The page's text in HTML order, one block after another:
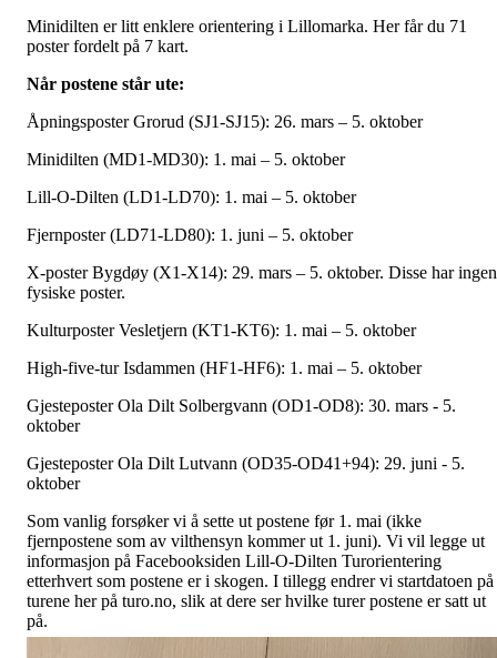
Minidilten er litt enklere orientering i Lillomarka. Her får du 71
poster fordelt på 7 kart.
Når postene står ute:
Åpningsposter Grorud (SJ1-SJ15): 26. mars – 5. oktober
Minidilten (MD1-MD30): 1. mai – 5. oktober
Lill-O-Dilten (LD1-LD70): 1. mai – 5. oktober
Fjernposter (LD71-LD80): 1. juni – 5. oktober
X-poster Bygdøy (X1-X14): 29. mars – 5. oktober. Disse har ingen
fysiske poster.
Kulturposter Vesletjern (KT1-KT6): 1. mai – 5. oktober
High-five-tur Isdammen (HF1-HF6): 1. mai – 5. oktober
Gjesteposter Ola Dilt Solbergvann (OD1-OD8): 30. mars - 5.
oktober
Gjesteposter Ola Dilt Lutvann (OD35-OD41+94): 29. juni - 5.
oktober
Som vanlig forsøker vi å sette ut postene før 1. mai (ikke
fjernpostene som av vilthensyn kommer ut 1. juni). Vi vil legge ut
informasjon på Facebooksiden Lill-O-Dilten Turorientering
etterhvert som postene er i skogen. I tillegg endrer vi startdatoen på
turene her på turo.no, slik at dere ser hvilke turer postene er satt ut
på.